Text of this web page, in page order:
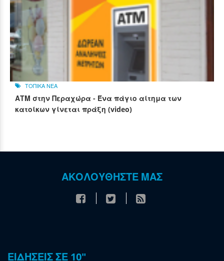
ΤΟΠΙΚΑ ΝΕΑ
ΑΤΜ στην Περαχώρα - Ένα πάγιο αίτημα των
κατοίκων γίνεται πράξη (video)
ΑΚΟΛΟΥΘΗΣΤΕ ΜΑΣ
ΕΙΔΗΣΕΙΣ ΣΕ 10"